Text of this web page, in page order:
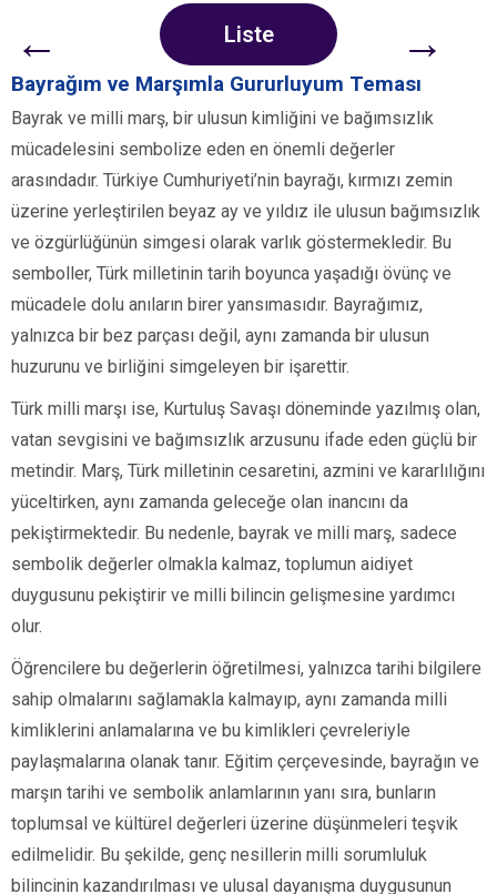
← Liste →
Bayrağım ve Marşımla Gururluyum Teması
Bayrak ve milli marş, bir ulusun kimliğini ve bağımsızlık
mücadelesini sembolize eden en önemli değerler
arasındadır. Türkiye Cumhuriyeti’nin bayrağı, kırmızı zemin
üzerine yerleştirilen beyaz ay ve yıldız ile ulusun bağımsızlık
ve özgürlüğünün simgesi olarak varlık göstermekledir. Bu
semboller, Türk milletinin tarih boyunca yaşadığı övünç ve
mücadele dolu anıların birer yansımasıdır. Bayrağımız,
yalnızca bir bez parçası değil, aynı zamanda bir ulusun
huzurunu ve birliğini simgeleyen bir işarettir.
Türk milli marşı ise, Kurtuluş Savaşı döneminde yazılmış olan,
vatan sevgisini ve bağımsızlık arzusunu ifade eden güçlü bir
metindir. Marş, Türk milletinin cesaretini, azmini ve kararlılığını
yüceltirken, aynı zamanda geleceğe olan inancını da
pekiştirmektedir. Bu nedenle, bayrak ve milli marş, sadece
sembolik değerler olmakla kalmaz, toplumun aidiyet
duygusunu pekiştirir ve milli bilincin gelişmesine yardımcı
olur.
Öğrencilere bu değerlerin öğretilmesi, yalnızca tarihi bilgilere
sahip olmalarını sağlamakla kalmayıp, aynı zamanda milli
kimliklerini anlamalarına ve bu kimlikleri çevreleriyle
paylaşmalarına olanak tanır. Eğitim çerçevesinde, bayrağın ve
marşın tarihi ve sembolik anlamlarının yanı sıra, bunların
toplumsal ve kültürel değerleri üzerine düşünmeleri teşvik
edilmelidir. Bu şekilde, genç nesillerin milli sorumluluk
bilincinin kazandırılması ve ulusal dayanışma duygusunun